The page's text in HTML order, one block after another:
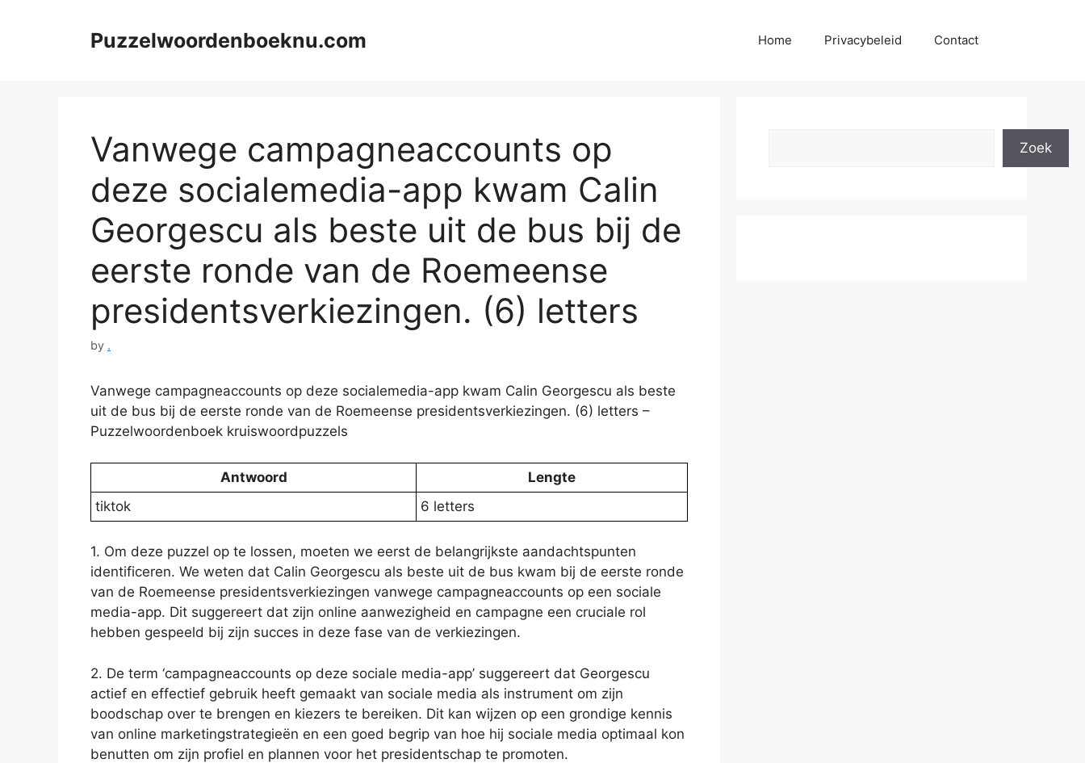
Puzzelwoordenboeknu.com Home Privacybeleid Contact
Vanwege campagneaccounts op
deze socialemedia-app kwam Calin
Georgescu als beste uit de bus bij de
eerste ronde van de Roemeense
presidentsverkiezingen. (6) letters
by .
Vanwege campagneaccounts op deze socialemedia-app kwam Calin Georgescu als beste
uit de bus bij de eerste ronde van de Roemeense presidentsverkiezingen. (6) letters –
Puzzelwoordenboek kruiswoordpuzzels
Antwoord
Lengte
tiktok
6 letters
1. Om deze puzzel op te lossen, moeten we eerst de belangrijkste aandachtspunten
identificeren. We weten dat Calin Georgescu als beste uit de bus kwam bij de eerste ronde
van de Roemeense presidentsverkiezingen vanwege campagneaccounts op een sociale
media-app. Dit suggereert dat zijn online aanwezigheid en campagne een cruciale rol
hebben gespeeld bij zijn succes in deze fase van de verkiezingen.
2. De term ‘campagneaccounts op deze sociale media-app’ suggereert dat Georgescu
actief en effectief gebruik heeft gemaakt van sociale media als instrument om zijn
boodschap over te brengen en kiezers te bereiken. Dit kan wijzen op een grondige kennis
van online marketingstrategieën en een goed begrip van hoe hij sociale media optimaal kon
benutten om zijn profiel en plannen voor het presidentschap te promoten.
Zoek